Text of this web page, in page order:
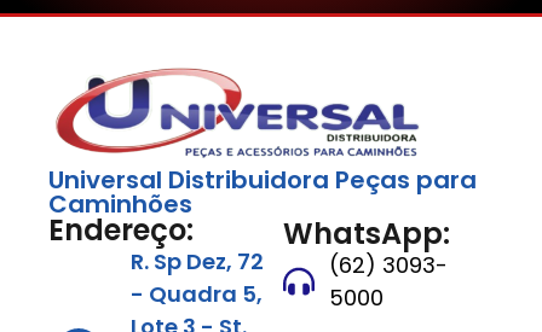
Universal Distribuidora Peças para
Caminhões
Endereço:
R. Sp Dez, 72
- Quadra 5,
WhatsApp:
(62) 3093-
5000